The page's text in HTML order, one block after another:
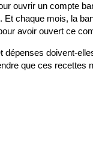
ouvrir un compte
Et chaque mois, la
avoir ouvert ce
dépenses doivent-
que ces recettes